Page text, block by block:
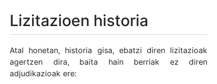
Erakutsi/Ezkutatu
Lizitazioen historia
Atal honetan, historia gisa, ebatzi diren lizitazioak
agertzen dira, baita hain berriak ez diren
adjudikazioak ere: